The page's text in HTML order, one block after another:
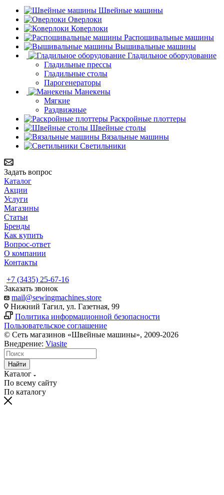
Швейные машины
Оверлоки
Коверлоки
Распошивальные машины
Вышивальные машины
Гладильное оборудование
Гладильные прессы
Гладильные столы
Парогенераторы
Манекены
Мягкие
Раздвижные
Раскройные плоттеры
Швейные столы
Вязальные машины
Светильники
Задать вопрос
Каталог
Акции
Услуги
Магазины
Статьи
Бренды
Как купить
Вопрос-ответ
О компании
Контакты
+7 (3435) 25-67-16
Заказать звонок
mail@sewingmachines.store
Нижний Тагил, ул. Газетная, 99
Политика информационной безопасности
Пользовательское соглашение
© Сеть магазинов «Швейные машины», 2009-2026
Внедрение: Viasite
Найти
Каталог
По всему сайту
По каталогу